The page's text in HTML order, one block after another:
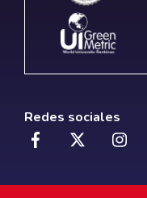
Redes sociales